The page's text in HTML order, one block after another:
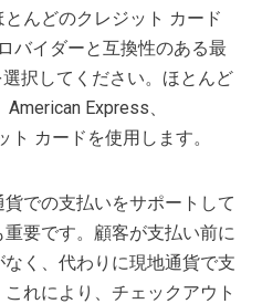
んどのクレジット カード
バイダーと互換性のある最
択してください。ほとんど
Express、
ト カードを使用します。
での支払いをサポートして
要です。顧客が支払い前に
く、代わりに現地通貨で支
れにより、チェックアウト